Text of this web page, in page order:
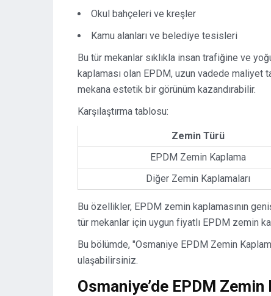
Okul bahçeleri ve kreşler
Kamu alanları ve belediye tesisleri
Bu tür mekanlar sıklıkla insan trafiğine ve
kaplaması olan EPDM, uzun vadede maliyet
mekana estetik bir görünüm kazandırabilir.
Karşılaştırma tablosu:
Zemin Türü
EPDM Zemin Kaplama
Diğer Zemin Kaplamaları
Bu özellikler, EPDM zemin kaplamasının
tür mekanlar için uygun fiyatlı EPDM zemin
Bu bölümde, "Osmaniye EPDM Zemin
ulaşabilirsiniz.
Osmaniye’de EPDM